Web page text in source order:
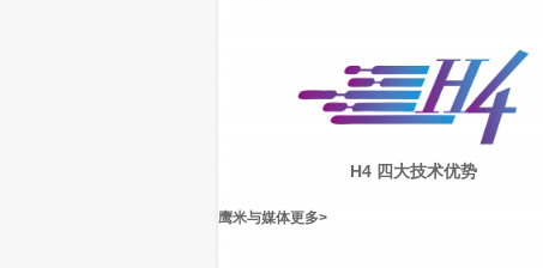
H4 四大技术优势
鹰米与媒体更多>